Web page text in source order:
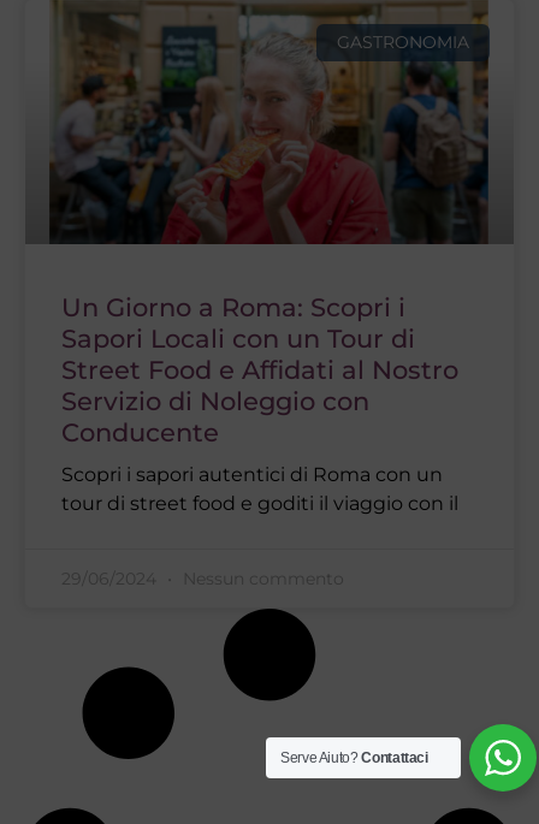
GASTRONOMIA
Un Giorno a Roma: Scopri i
Sapori Locali con un Tour di
Street Food e Affidati al Nostro
Servizio di Noleggio con
Conducente
Scopri i sapori autentici di Roma con un
tour di street food e goditi il viaggio con il
29/06/2024 Nessun commento
Serve Aiuto?Contattaci